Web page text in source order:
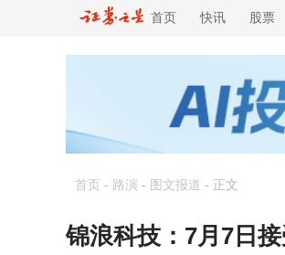
首页 快讯 股票
首页 - 路演 - 图文报道 - 正文
锦浪科技：7月7日